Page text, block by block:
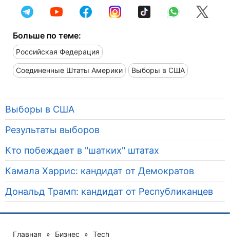
Больше по теме:
Российская Федерация
Соединенные Штаты Америки Выборы в США
Выборы в США
Результаты выборов
Кто побеждает в "шатких" штатах
Камала Харрис: кандидат от Демократов
Дональд Трамп: кандидат от Республиканцев
Главная » Бизнес » Tech